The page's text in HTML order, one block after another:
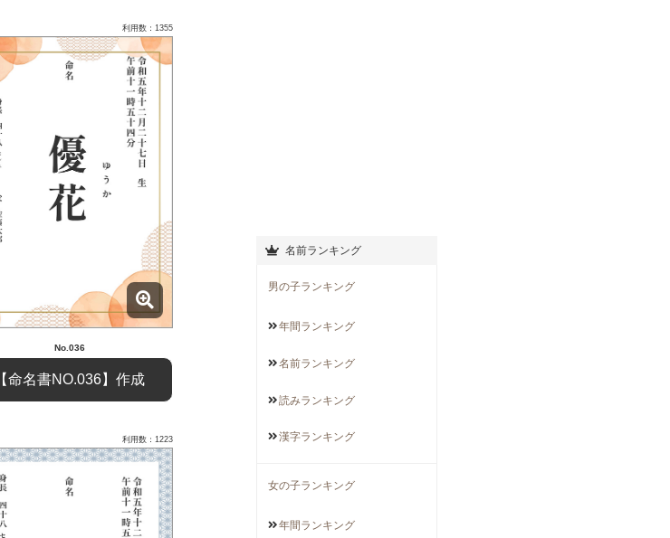
利用数：1355
No.036
【命名書NO.036】作成
利用数：1223
名前ランキング
男の子ランキング
年間 ランキング
名前ランキング
読みランキング
漢字ランキング
女の子ランキング
年間 ランキング